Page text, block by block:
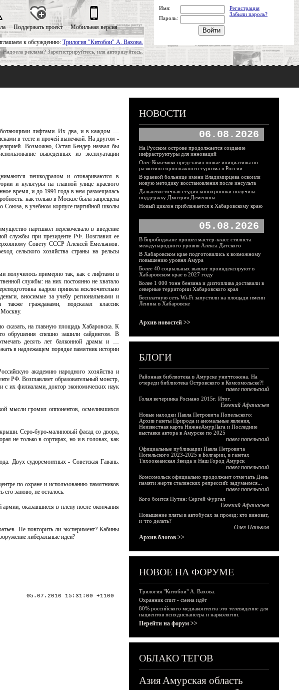
к обсуждению: Трилогия "Китобои" А. Вахова.
Надоела реклама? Зарегистрируйтесь, или авторизуйтесь.
Поддержать проект Мобильная версия
Имя:
Регистрация
Забыли пароль?
Пароль:
лифтами. Их два, и в каждом …
в тесте и прочей выпечкой. На другом -
Возможно, Остап Бендер назвал бы
выведенных из эксплуатации
пешкодралом и отовариваются в
и культуры на главной улице краевого
время, и до 1991 года в нем размещалась
как только в Москве была запрещена
Союза, в учебном корпусе партийной школы
партшкол перекочевало в введение
службы при президенте РФ. Возглавил ее
Совету СССР Алексей Емельянов.
сельского хозяйства страны на рельсы
получилось примерно так, как с лифтами в
службы: на них постоянно не хватало
кадров приняла исключительно
вносимые за учебу региональными и
также гражданами, подсказал классик
на главную площадь Хабаровска. К
обрушения спешно зашили сайдингом. В
десять лет балконной драмы и …
в надлежащем порядке памятник истории
академию народного хозяйства и
РФ. Возглавляет образовательный монстр,
с их филиалами, доктор экономических наук
мысли громил оппонентов, осмелившихся
Серо-буро-малиновый фасад со двора,
не только в сортирах, но и в головах, как
Двух судоремонтных - Советская Гавань.
по охране и использованию памятников
заново, не осталось.
оказавшиеся в плену после окончания
Не повторить ли эксперимент? Кабины
либеральные идеи?
05.07.2016 15:31:00 +1100
НОВОСТИ
06.08.2026
На Русском острове продолжается создание
инфраструктуры для инноваций
Олег Кожемяко представил новые инициативы по
развитию горнолыжного туризма в России
В краевой больнице имени Владимирцева освоили
новую методику восстановления после инсульта
Дальневосточная студия кинохроники получила
поддержку Дмитрия Демешина
Новый циклон приближается к Хабаровскому краю
05.08.2026
В Биробиджане прошел мастер-класс стилиста
международного уровня Алекса Датского
В Хабаровском крае подготовились к возможному
повышению уровня Амура
Более 40 социальных выплат проиндексируют в
Хабаровском крае в 2027 году
Более 1 000 тонн бензина и дизтоплива доставили в
северные территории Хабаровского края
Бесплатную сеть Wi-Fi запустили на площади имени
Ленина в Хабаровске
Архив новостей >>
БЛОГИ
Районная библиотека в Амурске уничтожена. На
очереди библиотека Островского в Комсомольске?!
павел попельский
Голая вечеринка Роснано 2015г. Итог.
Евгений Афанасьев
Новые находки Павла Петровича Попельского:
Архив газеты Природа и аномальные явления,
Неизвестная карта НижнеАмурЛага и Последние
выставки автора в Амурске по 2025
павел попельский
Официальные публикации Павла Петровича
Попельского 2023-2025 в Болгарии, в газетах
Тихоокеанская Звезда и Наш Город Амурск
павел попельский
Комсомольск официально продолжает отмечать День
памяти жертв сталинских репрессий: задумаемся...
павел попельский
Кого боится Путин: Сергей Фургал
Евгений Афанасьев
Повышение платы в автобусах за проезд: кто виноват,
и что делать?
Олег Паньков
Архив блогов >>
НОВОЕ НА ФОРУМЕ
Трилогия "Китобои" А. Вахова.
Охранник спит - смена идёт
80% российского медиаконтента это телевидение для
пациентов психдиспансера и наркологии.
Перейти на форум >>
ОБЛАКО ТЕГОВ
АзияАмурская область